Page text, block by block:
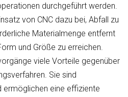
durchgeführt werden.
von CNC dazu bei, Abfall zu
Materialmenge entfernt
und Größe zu erreichen.
viele Vorteile gegenüber
Sie sind
ermöglichen eine effiziente